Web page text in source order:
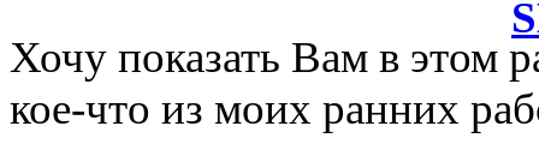
Хочу показать Вам в этом
кое-что из моих ранних